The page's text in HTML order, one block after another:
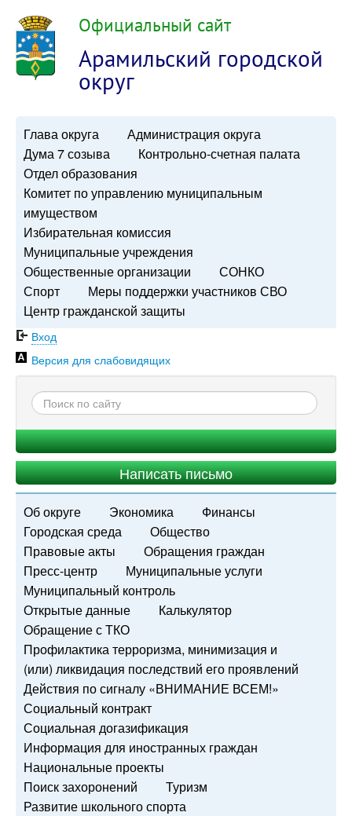
Официальный сайт
Арамильский городской
округ
Глава округа
Администрация округа
Дума 7 созыва
Контрольно-счетная палата
Отдел образования
Комитет по управлению муниципальным
имуществом
Избирательная комиссия
Муниципальные учреждения
Общественные организации
СОНКО
Спорт
Меры поддержки участников СВО
Центр гражданской защиты
Вход
Версия для слабовидящих
Написать письмо
Об округе Экономика
Финансы
Городская среда
Общество
Правовые акты
Обращения граждан
Пресс-центр
Муниципальные услуги
Муниципальный контроль
Открытые данные
Калькулятор
Обращение с ТКО
Профилактика терроризма, минимизация и
(или) ликвидация последствий его проявлений
Действия по сигналу «ВНИМАНИЕ ВСЕМ!»
Социальный контракт
Социальная догазификация
Информация для иностранных граждан
Национальные проекты
Поиск захоронений
Туризм
Развитие школьного спорта